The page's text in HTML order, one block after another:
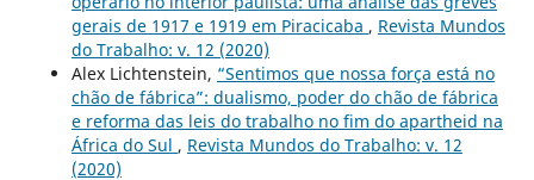
gerais de 1917 e 1919 em Piracicaba , Revista Mundos
do Trabalho: v. 12 (2020)
Alex Lichtenstein, “Sentimos que nossa força está no
chão de fábrica”: dualismo, poder do chão de fábrica
e reforma das leis do trabalho no fim do apartheid na
África do Sul , Revista Mundos do Trabalho: v. 12
(2020)